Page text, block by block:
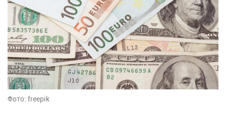
Фото: freepik